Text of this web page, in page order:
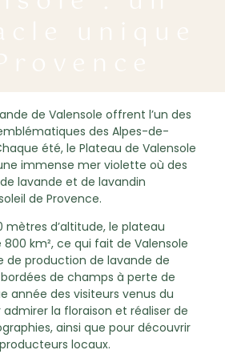
de Valensole offrent l’un des
des Alpes-de-
été, le Plateau de Valensole
immense mer violette où des
lavande et de lavandin
de Provence.
mètres d’altitude, le plateau
800 km², ce qui fait de Valensole
de production de lavande de
de champs à perte de
année des visiteurs venus du
la floraison et réaliser de
ainsi que pour découvrir
locaux.